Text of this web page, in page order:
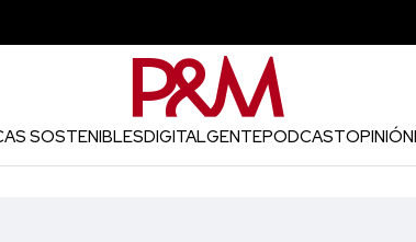
SOSTENIBLESDIGITALGENTEPODCASTOPINIÓN